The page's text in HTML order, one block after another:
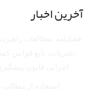
آخرین اخبار